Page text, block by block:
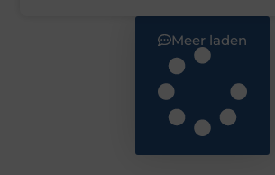
Meer laden